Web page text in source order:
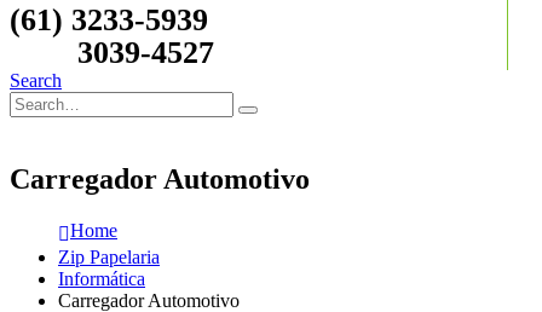
(61) 3233-5939
3039-4527
Search
Carregador Automotivo
Home
Zip Papelaria
Informática
Carregador Automotivo